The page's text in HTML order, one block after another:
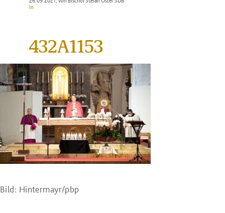
In
432A1153
Bild: Hintermayr/pbp